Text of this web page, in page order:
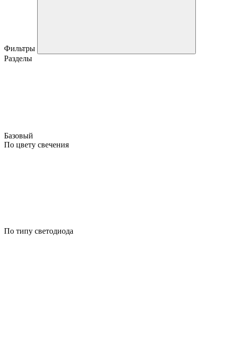
Фильтры
Разделы
Базовый
По цвету свечения
По типу светодиода